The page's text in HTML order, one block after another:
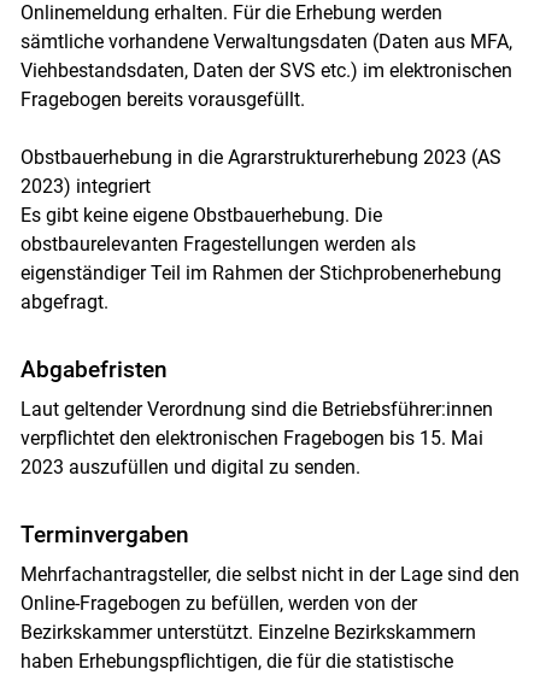
Skip to main content
Onlinemeldung erhalten. Für die Erhebung werden
sämtliche vorhandene Verwaltungsdaten (Daten aus MFA,
Viehbestandsdaten, Daten der SVS etc.) im elektronischen
Fragebogen bereits vorausgefüllt.
Obstbauerhebung in die Agrarstrukturerhebung 2023 (AS
2023) integriert
Es gibt keine eigene Obstbauerhebung. Die
obstbaurelevanten Fragestellungen werden als
eigenständiger Teil im Rahmen der Stichprobenerhebung
abgefragt.
Abgabefristen
Laut geltender Verordnung sind die Betriebsführer:innen
verpflichtet den elektronischen Fragebogen bis 15. Mai
2023 auszufüllen und digital zu senden.
Terminvergaben
Mehrfachantragsteller, die selbst nicht in der Lage sind den
Online-Fragebogen zu befüllen, werden von der
Bezirkskammer unterstützt. Einzelne Bezirkskammern
haben Erhebungspflichtigen, die für die statistische